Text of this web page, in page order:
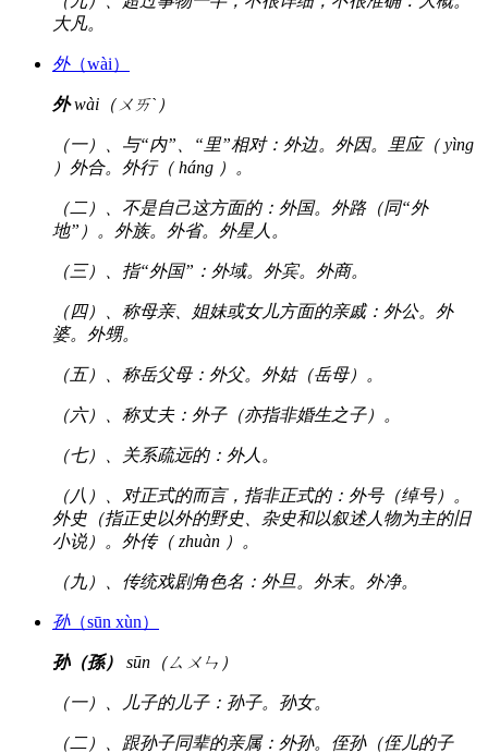
大凡。
外（wài）
外wài（ㄨㄞˋ）
（一）、与“内”、“里”相对：外边。外因。里应（ yìng
）外合。外行（ háng ）。
（二）、不是自己这方面的：外国。外路（同“外
地”）。外族。外省。外星人。
（三）、指“外国”：外域。外宾。外商。
（四）、称母亲、姐妹或女儿方面的亲戚：外公。外
婆。外甥。
（五）、称岳父母：外父。外姑（岳母）。
（六）、称丈夫：外子（亦指非婚生之子）。
（七）、关系疏远的：外人。
（八）、对正式的而言，指非正式的：外号（绰号）。
外史（指正史以外的野史、杂史和以叙述人物为主的旧
小说）。外传（ zhuàn ）。
（九）、传统戏剧角色名：外旦。外末。外净。
孙（sūn xùn）
孙（孫） sūn（ㄙㄨㄣ）
（一）、儿子的儿子：孙子。孙女。
（二）、跟孙子同辈的亲属：外孙。侄孙（侄儿的子